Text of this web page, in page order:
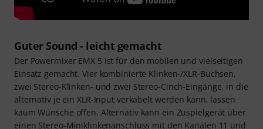
Guter Sound - leicht gemacht
Der Powermixer EMX 5 ist für den mobilen und vielseitigen
Einsatz gemacht. Vier kombinierte Klinken-/XLR-Buchsen,
zwei Stereo-Klinken- und zwei Stereo-Cinch-Eingänge, in die
alternativ je ein XLR-Input verkabelt werden kann, lassen
kaum Wünsche offen. Alternativ kann ein Zuspielgerät über
einen Stereo-Miniklinkenanschluss mit den Kanälen 11 und